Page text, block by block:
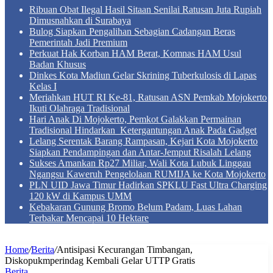
Ribuan Obat Ilegal Hasil Sitaan Senilai Ratusan Juta Rupiah
Dimusnahkan di Surabaya
Bulog Siapkan Pengalihan Sebagian Cadangan Beras
Pemerintah Jadi Premium
Perkuat Hak Korban HAM Berat, Komnas HAM Usul
Badan Khusus
Dinkes Kota Madiun Gelar Skrining Tuberkulosis di Lapas
Kelas I
Meriahkan HUT RI Ke-81, Ratusan ASN Pemkab Mojokerto
Ikuti Olahraga Tradisional
Hari Anak Di Mojokerto, Pemkot Galakkan Permainan
Tradisional Hindarkan Ketergantungan Anak Pada Gadget
Lelang Serentak Barang Rampasan, Kejari Kota Mojokerto
Siapkan Pendampingan dan Antar-Jemput Risalah Lelang
Sukses Amankan Rp27 Miliar, Wali Kota Lubuk Linggau
Ngangsu Kaweruh Pengelolaan RUMIJA ke Kota Mojokerto
PLN UID Jawa Timur Hadirkan SPKLU Fast Ultra Charging
120 kW di Kampus UMM
Kebakaran Gunung Bromo Belum Padam, Luas Lahan
Terbakar Mencapai 10 Hektare
Home/Berita/Antisipasi Kecurangan Timbangan,
Diskopukmperindag Kembali Gelar UTTP Gratis